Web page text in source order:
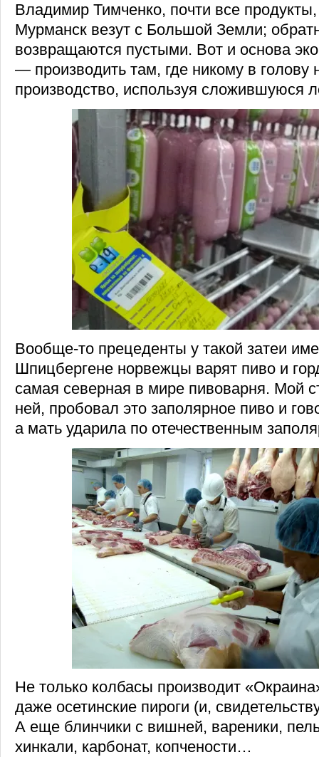
Владимир Тимченко, почти все
Мурманск везут с Большой Земли;
возвращаются пустыми. Вот и основа
— производить там, где никому в голову
производство, используя сложившуюся
Вообще-то прецеденты у такой затеи
Шпицбергене норвежцы варят пиво и
самая северная в мире пивоварня. Мой
ней, пробовал это заполярное пиво и
а мать ударила по отечественным
Не только колбасы производит
даже осетинские пироги (и,
А еще блинчики с вишней, вареники,
хинкали, карбонат, копчености…